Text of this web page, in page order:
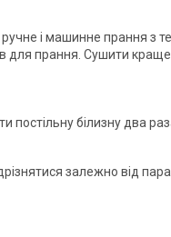
і машинне прання з
для прання. Сушити
постільну білизну два
залежно від